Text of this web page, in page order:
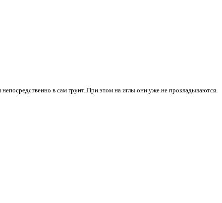
другие нити ввязываются непосредственно в сам